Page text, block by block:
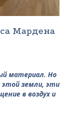
Мардена
материал. Но
земли, эти
в воздух и